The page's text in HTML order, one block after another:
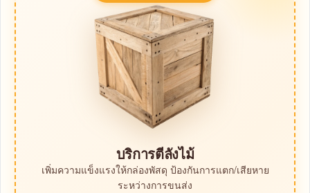
บริการตีลังไม้
เพิ่มความแข็งแรงให้กล่องพัสดุ ป้องกันการแตก/เสียหาย
ระหว่างการขนส่ง